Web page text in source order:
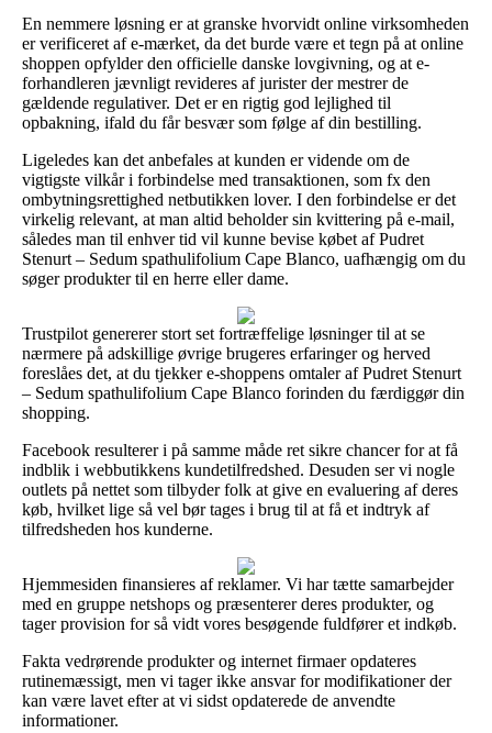
En nemmere løsning er at granske hvorvidt online virksomheden
er verificeret af e-mærket, da det burde være et tegn på at online
shoppen opfylder den officielle danske lovgivning, og at e-
forhandleren jævnligt revideres af jurister der mestrer de
gældende regulativer. Det er en rigtig god lejlighed til
opbakning, ifald du får besvær som følge af din bestilling.
Ligeledes kan det anbefales at kunden er vidende om de
vigtigste vilkår i forbindelse med transaktionen, som fx den
ombytningsrettighed netbutikken lover. I den forbindelse er det
virkelig relevant, at man altid beholder sin kvittering på e-mail,
således man til enhver tid vil kunne bevise købet af Pudret
Stenurt – Sedum spathulifolium Cape Blanco, uafhængig om du
søger produkter til en herre eller dame.
Trustpilot genererer stort set fortræffelige løsninger til at se
nærmere på adskillige øvrige brugeres erfaringer og herved
foreslåes det, at du tjekker e-shoppens omtaler af Pudret Stenurt
– Sedum spathulifolium Cape Blanco forinden du færdiggør din
shopping.
Facebook resulterer i på samme måde ret sikre chancer for at få
indblik i webbutikkens kundetilfredshed. Desuden ser vi nogle
outlets på nettet som tilbyder folk at give en evaluering af deres
køb, hvilket lige så vel bør tages i brug til at få et indtryk af
tilfredsheden hos kunderne.
Hjemmesiden finansieres af reklamer. Vi har tætte samarbejder
med en gruppe netshops og præsenterer deres produkter, og
tager provision for så vidt vores besøgende fuldfører et indkøb.
Fakta vedrørende produkter og internet firmaer opdateres
rutinemæssigt, men vi tager ikke ansvar for modifikationer der
kan være lavet efter at vi sidst opdaterede de anvendte
informationer.